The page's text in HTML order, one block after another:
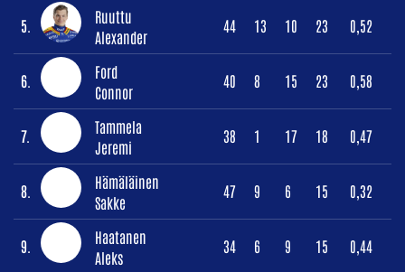
5.
Ruuttu
Alexander
44 13 10 23 0,52
6.
Ford
Connor
40 8 15 23 0,58
7.
Tammela
Jeremi
38 1 17 18 0,47
8.
Hämäläinen
Sakke
47 9 6 15 0,32
9.
Haatanen
Aleks
34 6 9 15 0,44